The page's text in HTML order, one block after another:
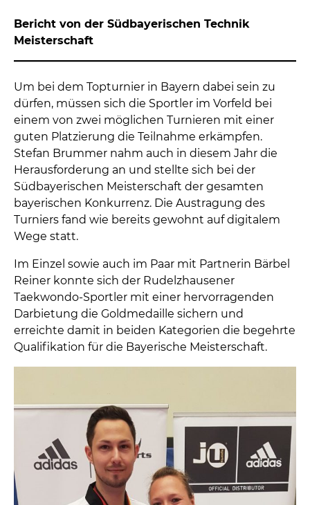
Bericht von der Südbayerischen Technik
Meisterschaft
Um bei dem Topturnier in Bayern dabei sein zu
dürfen, müssen sich die Sportler im Vorfeld bei
einem von zwei möglichen Turnieren mit einer
guten Platzierung die Teilnahme erkämpfen.
Stefan Brummer nahm auch in diesem Jahr die
Herausforderung an und stellte sich bei der
Südbayerischen Meisterschaft der gesamten
bayerischen Konkurrenz. Die Austragung des
Turniers fand wie bereits gewohnt auf digitalem
Wege statt.
Im Einzel sowie auch im Paar mit Partnerin Bärbel
Reiner konnte sich der Rudelzhausener
Taekwondo-Sportler mit einer hervorragenden
Darbietung die Goldmedaille sichern und
erreichte damit in beiden Kategorien die begehrte
Qualifikation für die Bayerische Meisterschaft.